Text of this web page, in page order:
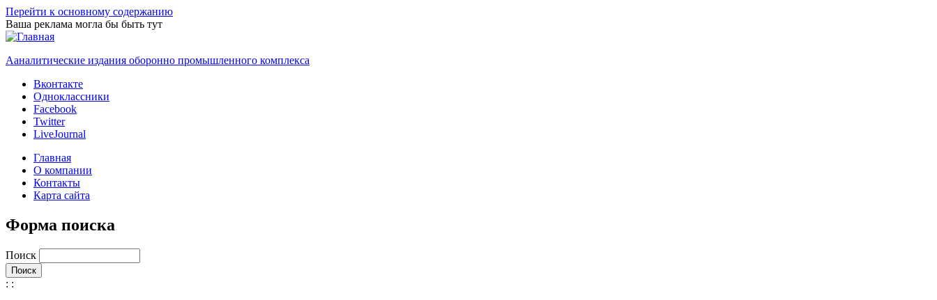
Перейти к основному содержанию
Ваша реклама могла бы быть тут
Ааналитические издания оборонно промышленного комплекса
Вконтакте
Одноклассники
Facebook
Twitter
LiveJournal
Главная
О компании
Контакты
Карта сайта
Форма поиска
Поиск
: :